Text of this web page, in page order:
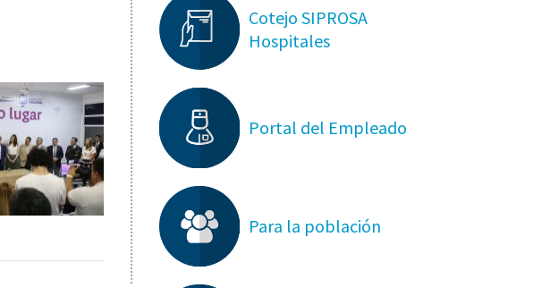
Cotejo SIPROSA
Hospitales
Portal del Empleado
Para la población